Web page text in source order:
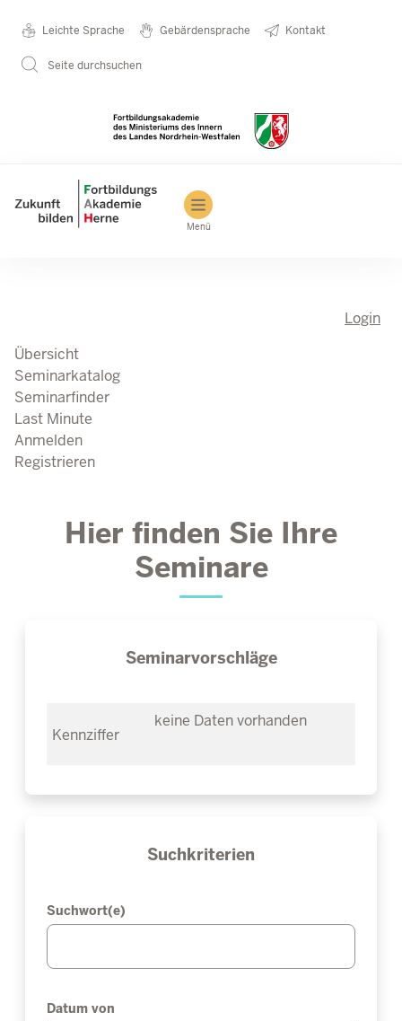
Metanavigation
Leichte Sprache Gebärdensprache Kontakt
Seite durchsuchen
Main navigation
Menü
Login
Übersicht
Seminarkatalog
Seminarfinder
Last Minute
Anmelden
Registrieren
Hier finden Sie Ihre
Seminare
Seminarvorschläge
keine Daten vorhanden
Suchkriterien
Suchwort(e)
Datum von